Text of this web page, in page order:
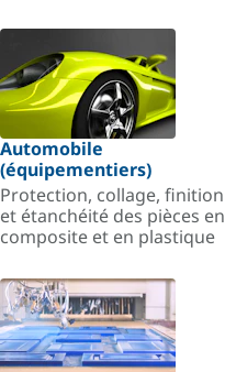
Automobile
(équipementiers)
Protection, collage, finition
et étanchéité des pièces en
composite et en plastique